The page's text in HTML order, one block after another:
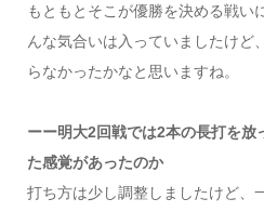
もともとそこが優勝を決める戦い
んな気合いは入っていましたけど
らなかったかなと思いますね。
ーー明大2回戦では2本の長打を放
た感覚があったのか
打ち方は少し調整しましたけど、